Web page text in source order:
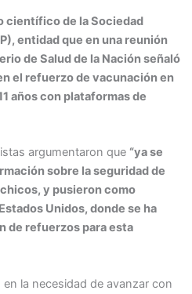
científico de la Sociedad
entidad que en una reunión
de Salud de la Nación señaló
el refuerzo de vacunación en
años con plataformas de
argumentaron que “ya se
sobre la seguridad de
y pusieron como
Unidos, donde se ha
de refuerzos para esta
la necesidad de avanzar con